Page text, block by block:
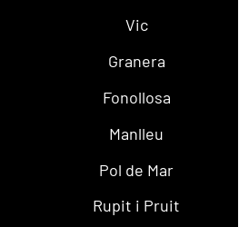
Vic
Granera
Fonollosa
Manlleu
Pol de Mar
Rupit i Pruit